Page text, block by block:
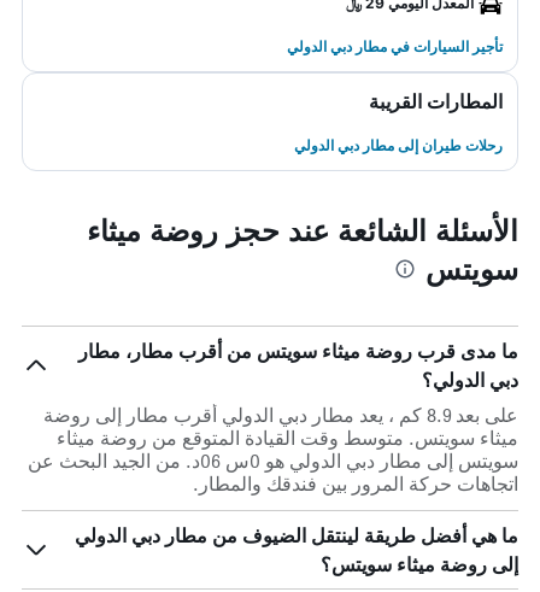
تأجير السيارات في مطار دبي الدولي
المطارات القريبة
رحلات طيران إلى مطار دبي الدولي
الأسئلة الشائعة عند حجز روضة ميثاء
سويتس
ما مدى قرب روضة ميثاء سويتس من أقرب مطار، مطار
دبي الدولي؟
على بعد 8.9 كم ، يعد مطار دبي الدولي أقرب مطار إلى روضة
ميثاء سويتس. متوسط وقت القيادة المتوقع من روضة ميثاء
سويتس إلى مطار دبي الدولي هو 0س 06د. من الجيد البحث عن
اتجاهات حركة المرور بين فندقك والمطار.
ما هي أفضل طريقة لينتقل الضيوف من مطار دبي الدولي
إلى روضة ميثاء سويتس؟